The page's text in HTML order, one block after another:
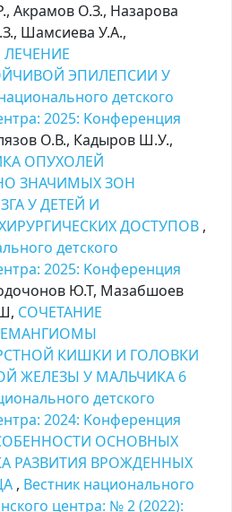
Акрамов О.З., Назарова
Шамсиева У.А.,
ЛЕЧЕНИЕ
ЭПИЛЕПСИИ У
детского
2025: Kонференция
О.В., Кадыров Ш.У.,
ОПУХОЛЕЙ
ЗНАЧИМЫХ ЗОН
У ДЕТЕЙ И
ДОСТУПОВ ,
детского
2025: Kонференция
Ю.Т, Мазабшоев
СОЧЕТАНИЕ
КИШКИ И ГОЛОВКИ
ЖЕЛЕЗЫ У МАЛЬЧИКА 6
детского
2024: Kонференция
ОСНОВНЫХ
РАЗВИТИЯ ВРОЖДЕННЫХ
, Вестник национального
центра: № 2 (2022):